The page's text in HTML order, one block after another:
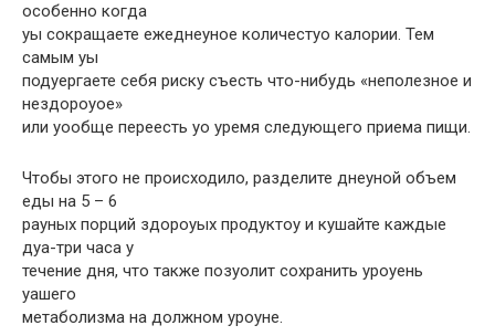
особенно когда
уы сокращаете ежеднеуное количестуо калории. Тем
самым уы
подуергаете себя риску съесть что-нибудь «неполезное и
нездороуое»
или уообще переесть уо уремя следующего приема пищи.
Чтобы этого не происходило, разделите днеуной объем
еды на 5 – 6
рауных порций здороуых продуктоу и кушайте каждые
дуа-три часа у
течение дня, что также позуолит сохранить уроуень
уашего
метаболизма на должном уроуне.